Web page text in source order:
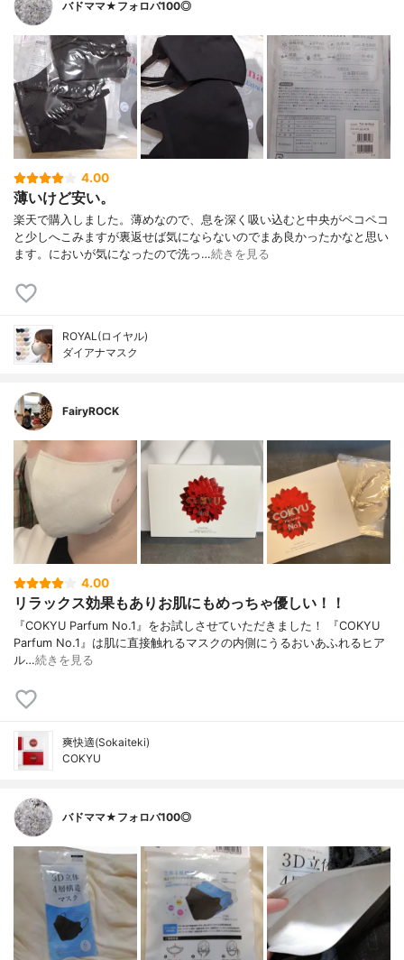
バドママ★フォロバ100◎
4.00
薄いけど安い。
楽天で購入しました。薄めなので、息を深く吸い込むと中央がペコペコ
と少しへこみますが裏返せば気にならないのでまあ良かったかなと思い
ます。においが気になったので洗っ…続きを見る
ROYAL(ロイヤル)
ダイアナマスク
FairyROCK
4.00
リラックス効果もありお肌にもめっちゃ優しい！！
『COKYU Parfum No.1』をお試しさせていただきました！ 『COKYU
Parfum No.1』は肌に直接触れるマスクの内側にうるおいあふれるヒア
ル…続きを見る
爽快適(Sokaiteki)
COKYU
バドママ★フォロバ100◎